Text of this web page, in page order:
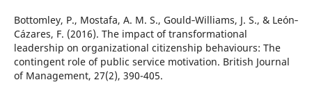
Bottomley, P., Mostafa, A. M. S., Gould‐Williams, J. S., & León‐
Cázares, F. (2016). The impact of transformational
leadership on organizational citizenship behaviours: The
contingent role of public service motivation. British Journal
of Management, 27(2), 390-405.